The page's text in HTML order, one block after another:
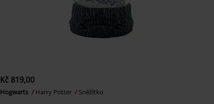
Kč 819,00
Hogwarts Harry Potter Sněžítko